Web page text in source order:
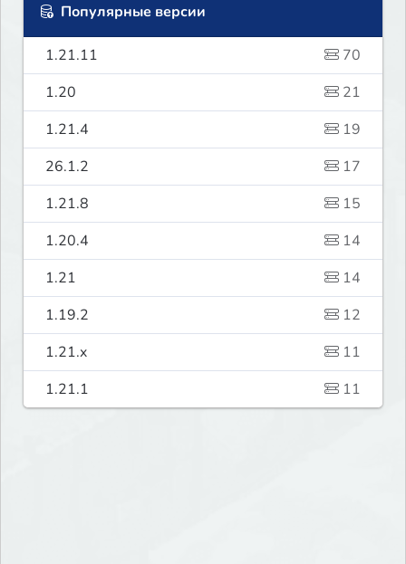
Популярные версии
1.21.11
70
1.20
21
1.21.4
19
26.1.2
17
1.21.8
15
1.20.4
14
1.21
14
1.19.2
12
1.21.x
11
1.21.1
11